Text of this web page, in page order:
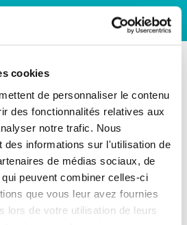
cookies
de personnaliser le contenu
des fonctionnalités relatives aux
notre trafic. Nous
des informations sur l'utilisation de
de médias sociaux, de
peuvent combiner celles-ci
que vous leur avez fournies
lors de votre utilisation de leurs